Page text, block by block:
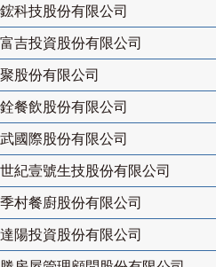
科技股份有限公司
吉投資股份有限公司
股份有限公司
餐飲股份有限公司
國際股份有限公司
紀壹號生技股份有限公司
村餐廚股份有限公司
陽投資股份有限公司